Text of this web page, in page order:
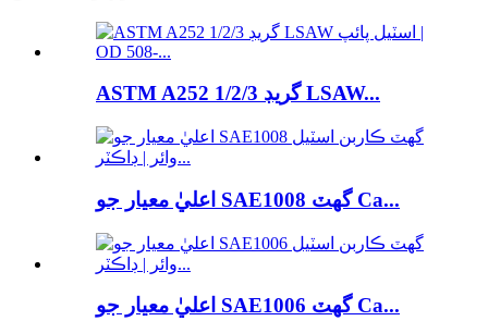
ASTM A252 گريڊ 1/2/3 LSAW...
اعليٰ معيار جو SAE1008 گھٽ Ca...
اعليٰ معيار جو SAE1006 گھٽ Ca...